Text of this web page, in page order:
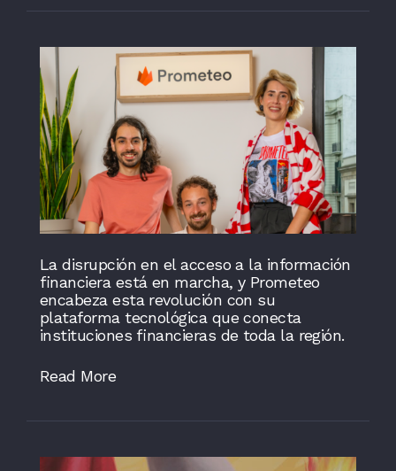
La disrupción en el acceso a la información
financiera está en marcha, y Prometeo
encabeza esta revolución con su
plataforma tecnológica que conecta
instituciones financieras de toda la región.
Read More